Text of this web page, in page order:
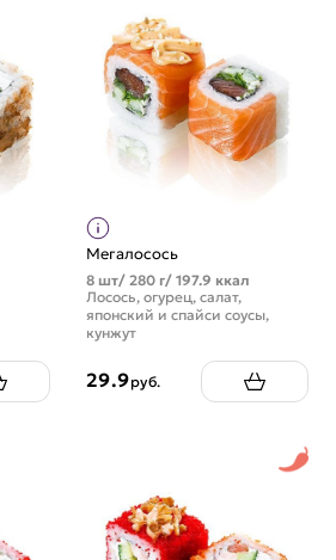
Мегалосось
8 шт/ 280 г/ 197.9 ккал
Лосось, огурец, салат,
японский и спайси соусы,
кунжут
29.9руб.